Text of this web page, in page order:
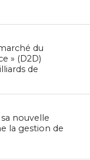
du
» (D2D)
de
nouvelle
la gestion de